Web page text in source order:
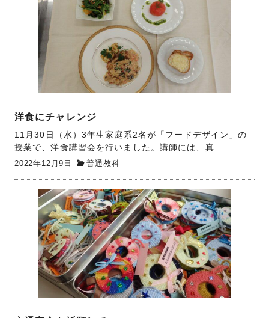
洋食にチャレンジ
11月30日（水）3年生家庭系2名が「フードデザイン」の
授業で、洋食講習会を行いました。講師には、真...
2022年12月9日
普通教科